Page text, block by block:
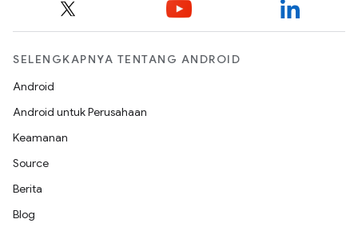
SELENGKAPNYA TENTANG ANDROID
Android
Android untuk Perusahaan
Keamanan
Source
Berita
Blog